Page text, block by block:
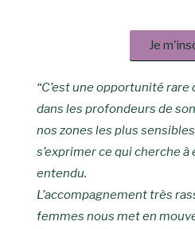
Je
“C’est une opportunité
dans les profondeurs de
nos zones les plus
s’exprimer ce qui cherche
entendu.
L’accompagnement très
femmes nous met en